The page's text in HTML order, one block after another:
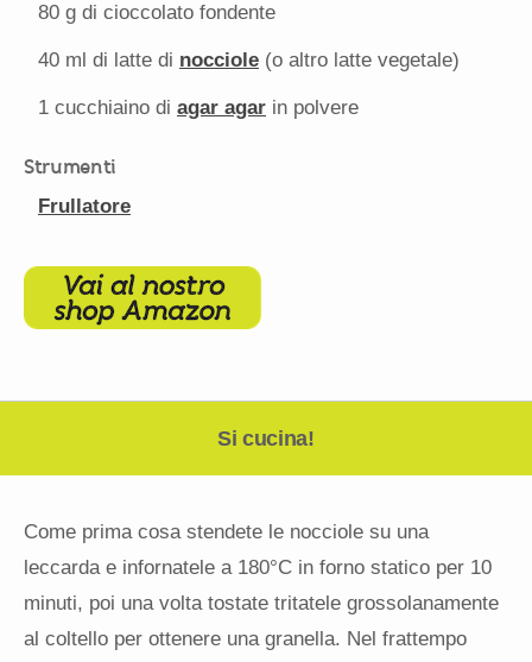
80 g di cioccolato fondente
40 ml di latte di nocciole (o altro latte vegetale)
1 cucchiaino di agar agar in polvere
Strumenti
Frullatore
Si cucina!
Come prima cosa stendete le nocciole su una
leccarda e infornatele a 180°C in forno statico per 10
minuti, poi una volta tostate tritatele grossolanamente
al coltello per ottenere una granella. Nel frattempo